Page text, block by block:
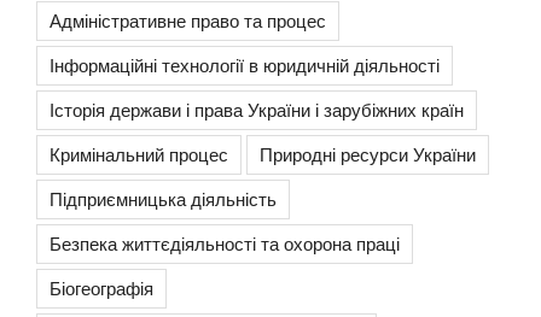
Адміністративне право та процес
Інформаційні технології в юридичній діяльності
Історія держави і права України і зарубіжних країн
Кримінальний процес
Природні ресурси України
Підприємницька діяльність
Безпека життєдіяльності та охорона праці
Біогеографія